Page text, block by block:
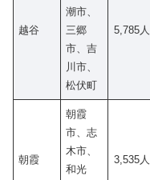
越谷
潮市、
三郷
市、吉
川市、
松伏町
5,785人
朝霞
朝霞
市、志
木市、
和光
3,535人